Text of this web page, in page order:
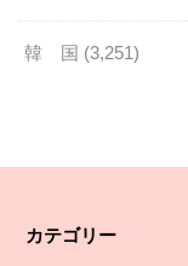
韓 国 (3,251)
カテゴリー